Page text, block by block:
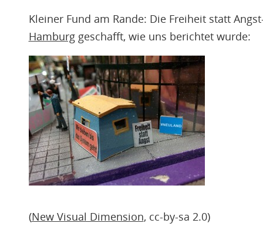
Kleiner Fund am Rande: Die Freiheit statt
Hamburggeschafft, wie uns berichtet wurde:
(New Visual Dimension, cc-by-sa 2.0)